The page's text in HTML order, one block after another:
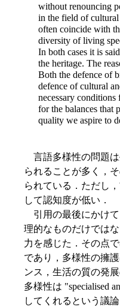
without renouncing
in the field of
often coincide with
diversity of living
In both cases it is
the heritage. The
Both the defence of
defence of cultural
necessary
for the balances that
quality we aspire to
言語多様性の問題は
られることが多く，
られている．ただし
して認知度が低い．
引用の最後にかけて
理的なものだけでは
力を感じた．その点
であり，多様性の擁
ンス，生活の質の発
多様性は "specialised
してくれるという議